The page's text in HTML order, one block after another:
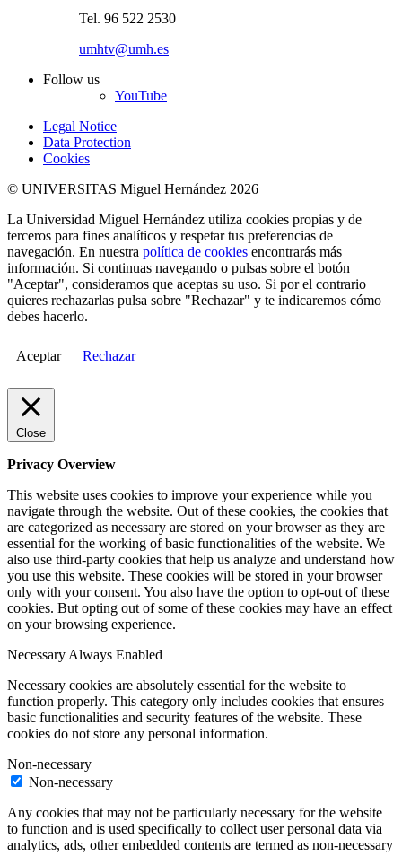
Tel. 96 522 2530
umhtv@umh.es
Follow us
YouTube
Legal Notice
Data Protection
Cookies
© UNIVERSITAS Miguel Hernández 2026
La Universidad Miguel Hernández utiliza cookies propias y de
terceros para fines analíticos y respetar tus preferencias de
navegación. En nuestra política de cookies encontrarás más
información. Si continuas navegando o pulsas sobre el botón
"Aceptar", consideramos que aceptas su uso. Si por el contrario
quieres rechazarlas pulsa sobre "Rechazar" y te indicaremos cómo
debes hacerlo.
Aceptar Rechazar
Close
Privacy Overview
This website uses cookies to improve your experience while you
navigate through the website. Out of these cookies, the cookies that
are categorized as necessary are stored on your browser as they are
essential for the working of basic functionalities of the website. We
also use third-party cookies that help us analyze and understand how
you use this website. These cookies will be stored in your browser
only with your consent. You also have the option to opt-out of these
cookies. But opting out of some of these cookies may have an effect
on your browsing experience.
Necessary Always Enabled
Necessary cookies are absolutely essential for the website to
function properly. This category only includes cookies that ensures
basic functionalities and security features of the website. These
cookies do not store any personal information.
Non-necessary
Non-necessary
Any cookies that may not be particularly necessary for the website
to function and is used specifically to collect user personal data via
analytics, ads, other embedded contents are termed as non-necessary